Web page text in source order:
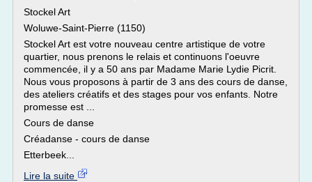
Stockel Art
Woluwe-Saint-Pierre (1150)
Stockel Art est votre nouveau centre artistique de votre
quartier, nous prenons le relais et continuons l'oeuvre
commencée, il y a 50 ans par Madame Marie Lydie Picrit.
Nous vous proposons à partir de 3 ans des cours de danse,
des ateliers créatifs et des stages pour vos enfants. Notre
promesse est ...
Cours de danse
Créadanse - cours de danse
Etterbeek...
Lire la suite